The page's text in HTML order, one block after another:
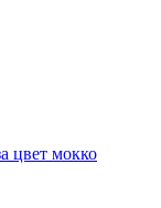
цвет мокко